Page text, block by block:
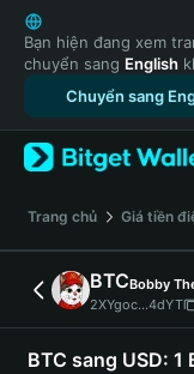
English
日本語
Tiếng Việt
Русский
Español
Türkçe
Français
Deutsch
简体中文
繁體中文
Português (Portugal)
Bahasa Indonesia
Bạn hiện đang xem
chuyển sang English
Chuyển sang
‌Trang chủ Giá tiền
BTCBobby
2XYgoc...4dYT
BTC sang USD: 1